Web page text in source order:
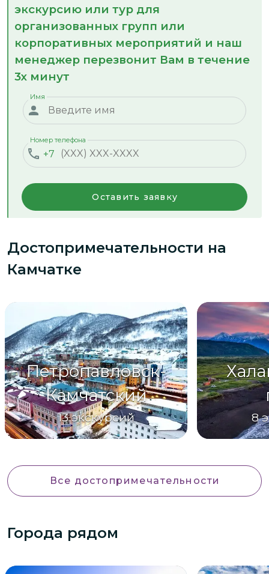
экскурсию или тур для
организованных групп или
корпоративных мероприятий и наш
менеджер перезвонит Вам в течение
3х минут
Имя
+7
Номер телефона
Оставить заявку
Достопримечательности на
Камчатке
Петропавловск-
Камчатский
13 экскурсий 8
Все достопримечательности
Города рядом